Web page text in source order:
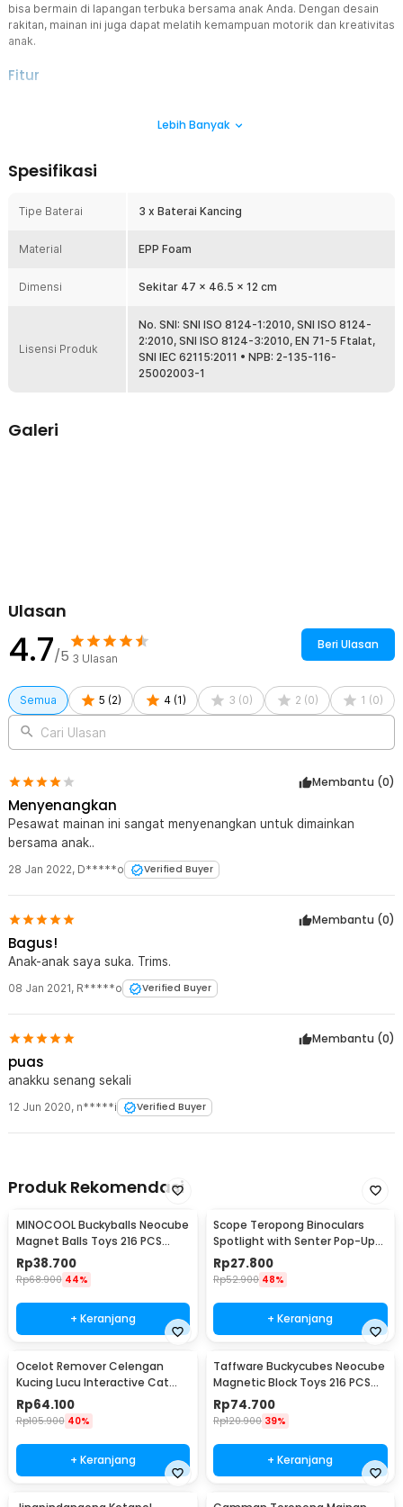
bisa bermain di lapangan terbuka bersama anak Anda. Dengan desain
rakitan, mainan ini juga dapat melatih kemampuan motorik dan kreativitas
anak.
Fitur
Anda bisa mengajarkan anak Anda cara kerja pesawat terbang.
Bahan EPP Foam
lentur dan ringan sehingga mainan dapat melayang dengan baik.
patah.
Pada bagian kepala pesawat, terdapat tombol on/off yang
membuat pesawat lebih asyik untuk dimainkan.
Kelengkapan Produk
Flying Glider - TY0310
Lebih Banyak
Spesifikasi
Tipe Baterai 3 x Baterai Kancing
Material EPP Foam
Dimensi Sekitar 47 x 46.5 x 12 cm
Lisensi Produk
No. SNI: SNI ISO 8124-1:2010, SNI ISO 8124-
2:2010, SNI ISO 8124-3:2010, EN 71-5 Ftalat,
SNI IEC 62115:2011 • NPB: 2-135-116-
25002003-1
Galeri
Ulasan
4.7/5 3 Ulasan
Beri Ulasan
Semua 5 (2) 4 (1 ) 3 (0) 2 (0) 1 (0)
Cari Ulasan
Membantu (0)
Menyenangkan
Pesawat mainan ini sangat menyenangkan untuk dimainkan
bersama anak..
28 Jan 2022, D*****o Verified Buyer
Membantu (0)
Bagus!
Anak-anak saya suka. Trims.
08 Jan 2021, R*****o Verified Buyer
Membantu (0)
puas
anakku senang sekali
12 Jun 2020, n*****i Verified Buyer
Produk Rekomendasi
MINOCOOL Buckyballs Neocube
Magnet Balls Toys 216 PCS
3mm - TH007004A
Rp38.700
Rp68.900 44%
+ Keranjang
Scope Teropong Binoculars
Spotlight with Senter Pop-Up
Light 4x30mm - JYW-1226
Rp27.800
Rp52.900 48%
+ Keranjang
Ocelot Remover Celengan
Kucing Lucu Interactive Cat
Piggy Bank - 0120
Rp64.100
Rp105.900 40%
+ Keranjang
Taffware Buckycubes Neocube
Magnetic Block Toys 216 PCS
3.6mm - G0CN05
Rp74.700
Rp120.900 39%
+ Keranjang